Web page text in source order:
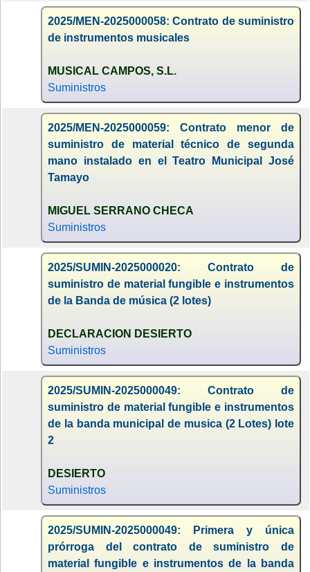
2025/MEN-2025000058: Contrato de suministro
de instrumentos musicales
MUSICAL CAMPOS, S.L.
Suministros
2025/MEN-2025000059: Contrato menor de
suministro de material técnico de segunda
mano instalado en el Teatro Municipal José
Tamayo
MIGUEL SERRANO CHECA
Suministros
2025/SUMIN-2025000020: Contrato de
suministro de material fungible e instrumentos
de la Banda de música (2 lotes)
DECLARACION DESIERTO
Suministros
2025/SUMIN-2025000049: Contrato de
suministro de material fungible e instrumentos
de la banda municipal de musica (2 Lotes) lote
2
DESIERTO
Suministros
2025/SUMIN-2025000049: Primera y única
prórroga del contrato de suministro de
material fungible e instrumentos de la banda